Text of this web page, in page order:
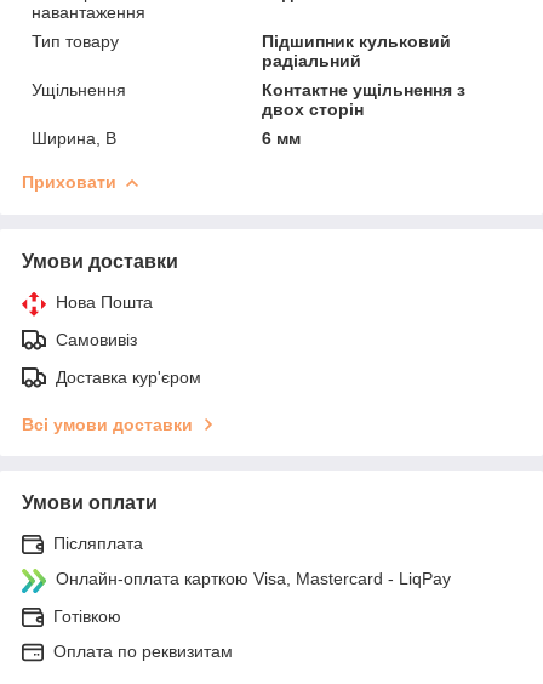
навантаження
Тип товару
Підшипник кульковий
радіальний
Ущільнення
Контактне ущільнення з
двох сторін
Ширина, B
6 мм
Приховати
Умови доставки
Нова Пошта
Самовивіз
Доставка кур'єром
Всі умови доставки
Умови оплати
Післяплата
Онлайн-оплата карткою Visa, Mastercard - LiqPay
Готівкою
Оплата по реквизитам